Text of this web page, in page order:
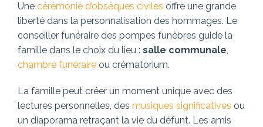
Une cérémonie d’obsèques civiles offre une grande
liberté dans la personnalisation des hommages. Le
conseiller funéraire des pompes funèbres guide la
famille dans le choix du lieu : salle communale,
chambre funéraire ou crématorium.
La famille peut créer un moment unique avec des
lectures personnelles, des musiques significatives ou
un diaporama retraçant la vie du défunt. Les amis